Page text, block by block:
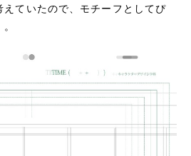
ていたので、モチーフとしてぴ